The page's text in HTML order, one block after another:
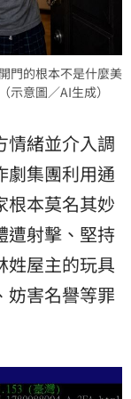
門的根本不是什麼美
意圖／AI生成）
情緒並介入調
劇集團利用通
根本莫名其妙
遭射擊、堅持
姓屋主的玩具
妨害名譽等罪